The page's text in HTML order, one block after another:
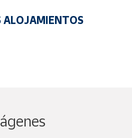
ALOJAMIENTOS